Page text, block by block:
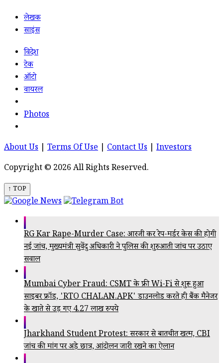
लेखक
साइंस
विदेश
टेक
ऑटो
वायरल
Photos
About Us Terms Of Use Contact Us
Investors
Copyright © 2026 All Rights Reserved.
↑ TOP
RG Kar Rape-Murder Case: आरजी कर रेप-मर्डर केस की होगी
नई जांच, मुख्यमंत्री सुवेंदु अधिकारी ने पुलिस की शुरुआती जांच पर उठाए
सवाल
Mumbai Cyber Fraud: CSMT के फ्री Wi-Fi से शुरू हुआ
साइबर फ्रॉड, 'RTO CHALAN.APK' डाउनलोड करते ही बैंक मैनेजर
के खाते से उड़ गए 4.27 लाख रुपये
Jharkhand Student Protest: सरकार से बातचीत खत्म, CBI
जांच की मांग पर अड़े छात्र, आंदोलन जारी रखने का ऐलान